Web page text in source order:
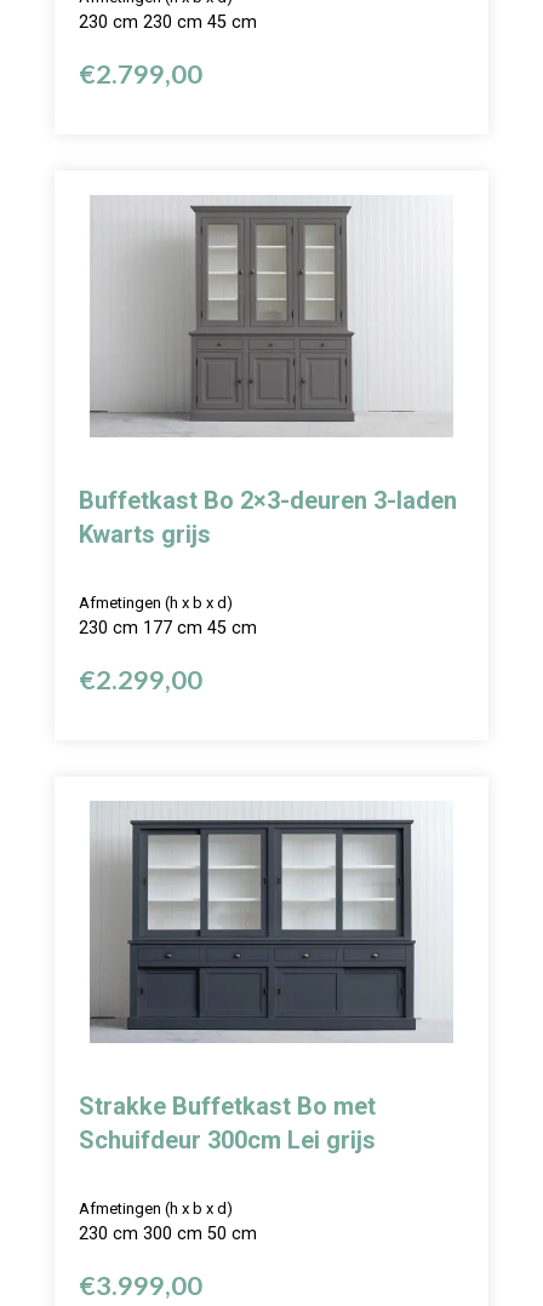
230 cm 230 cm 45 cm
€2.799,00
Buffetkast Bo 2×3-deuren 3-laden
Kwarts grijs
Afmetingen (h x b x d)
230 cm 177 cm 45 cm
€2.299,00
Strakke Buffetkast Bo met
Schuifdeur 300cm Lei grijs
Afmetingen (h x b x d)
230 cm 300 cm 50 cm
€3.999,00